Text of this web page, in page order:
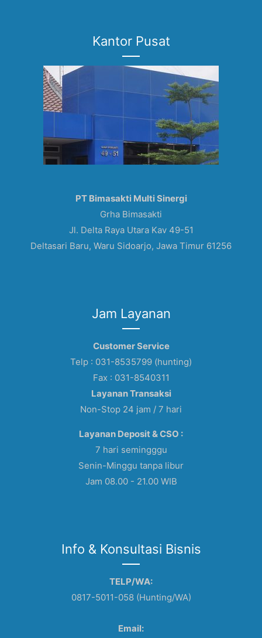
Kantor Pusat
PT Bimasakti Multi Sinergi
Grha Bimasakti
Jl. Delta Raya Utara Kav 49-51
Deltasari Baru, Waru Sidoarjo, Jawa Timur 61256
Jam Layanan
Customer Service
Telp : 031-8535799 (hunting)
Fax : 031-8540311
Layanan Transaksi
Non-Stop 24 jam / 7 hari
Layanan Deposit & CSO :
7 hari semingggu
Senin-Minggu tanpa libur
Jam 08.00 - 21.00 WIB
Info & Konsultasi Bisnis
TELP/WA:
0817-5011-058 (Hunting/WA)
Email: